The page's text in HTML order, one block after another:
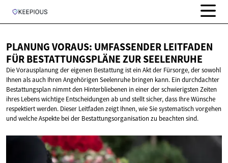
PLANUNG VORAUS: UMFASSENDER LEITFADEN
FÜR BESTATTUNGSPLÄNEZUR SEELENRUHE
Die Vorausplanung der eigenen Bestattung ist ein Akt der Fürsorge, der sowohl
Ihnen als auch Ihren Angehörigen Seelenruhe bringen kann. Ein durchdachter
Bestattungsplan nimmt den Hinterbliebenen in einer der schwierigsten Zeiten
ihres Lebens wichtige Entscheidungen ab und stellt sicher, dass Ihre Wünsche
respektiert werden. Dieser Leitfaden zeigt Ihnen, wie Sie systematisch vorgehen
und welche Aspekte bei der Bestattungsorganisation zu beachten sind.